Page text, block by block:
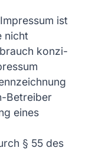
ist
nicht
konzi­
Betreiber
eines
§ 55 des